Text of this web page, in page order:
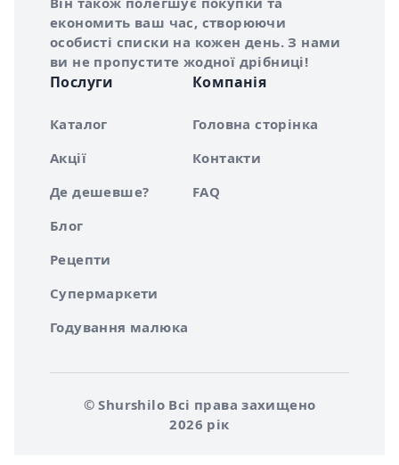
економить ваш час, створюючи
особисті списки на кожен день. З нами
ви не пропустите жодної дрібниці!
Послуги
Каталог
Акції
Де дешевше?
Блог
Рецепти
Супермаркети
Годування малюка
Компанія
Головна сторінка
Контакти
FAQ
© Shurshilo Всі права захищено
2026 рік